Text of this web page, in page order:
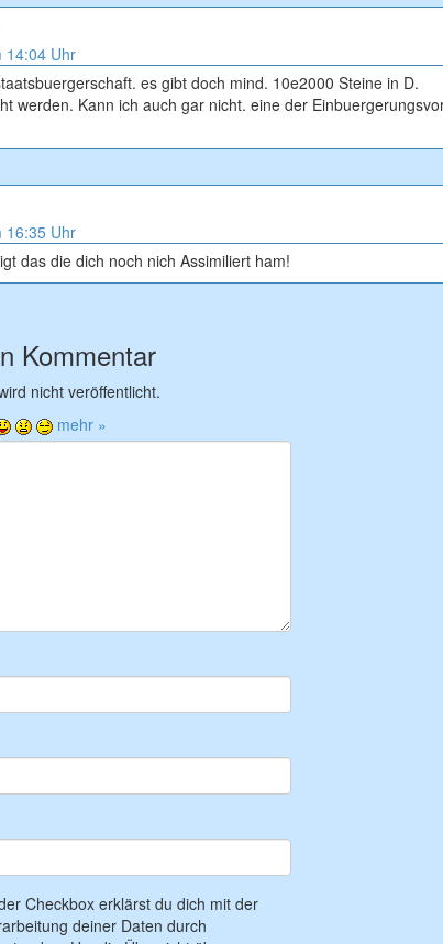
14:04 Uhr
es gibt doch mind. 10e2000 Steine in D.
werden. Kann ich auch gar nicht. eine der
16:35 Uhr
das die dich noch nich Assimiliert ham!
Kommentar
nicht veröffentlicht.
mehr »
Checkbox erklärst du dich mit der
deiner Daten durch